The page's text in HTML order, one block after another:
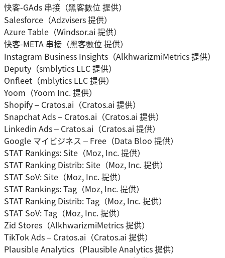
快客-GAds 串接（黑客數位 提供）
Salesforce（Adzvisers 提供）
Azure Table（Windsor.ai 提供）
快客-META 串接（黑客數位 提供）
Instagram Business Insights（AlkhwarizmiMetrics 提供）
Deputy（smblytics LLC 提供）
Onfleet（mblytics LLC 提供）
Yoom（Yoom Inc. 提供）
Shopify – Cratos.ai（Cratos.ai 提供）
Snapchat Ads – Cratos.ai（Cratos.ai 提供）
Linkedin Ads – Cratos.ai（Cratos.ai 提供）
Google マイビジネス – Free（Data Bloo 提供）
STAT Rankings: Site（Moz, Inc. 提供）
STAT Ranking Distrib: Site（Moz, Inc. 提供）
STAT SoV: Site（Moz, Inc. 提供）
STAT Rankings: Tag（Moz, Inc. 提供）
STAT Ranking Distrib: Tag（Moz, Inc. 提供）
STAT SoV: Tag（Moz, Inc. 提供）
Zid Stores（AlkhwarizmiMetrics 提供）
TikTok Ads – Cratos.ai（Cratos.ai 提供）
Plausible Analytics（Plausible Analytics 提供）